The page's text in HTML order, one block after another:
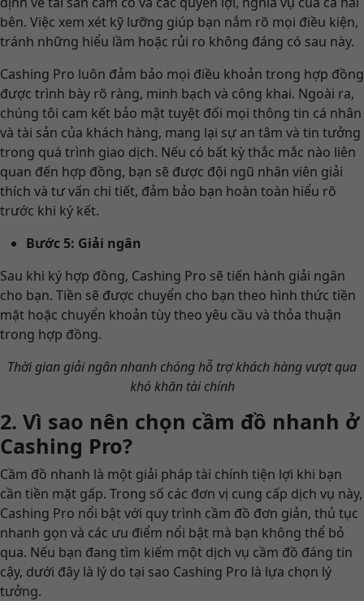
bên. Việc xem xét kỹ lưỡng giúp bạn nắm rõ mọi điều kiện,
tránh những hiểu lầm hoặc rủi ro không đáng có sau này.
Cashing Pro luôn đảm bảo mọi điều khoản trong hợp đồng
được trình bày rõ ràng, minh bạch và công khai. Ngoài ra,
chúng tôi cam kết bảo mật tuyệt đối mọi thông tin cá nhân
và tài sản của khách hàng, mang lại sự an tâm và tin tưởng
trong quá trình giao dịch. Nếu có bất kỳ thắc mắc nào liên
quan đến hợp đồng, bạn sẽ được đội ngũ nhân viên giải
thích và tư vấn chi tiết, đảm bảo bạn hoàn toàn hiểu rõ
trước khi ký kết.
Bước 5: Giải ngân
Sau khi ký hợp đồng, Cashing Pro sẽ tiến hành giải ngân
cho bạn. Tiền sẽ được chuyển cho bạn theo hình thức tiền
mặt hoặc chuyển khoản tùy theo yêu cầu và thỏa thuận
trong hợp đồng.
Thời gian giải ngân nhanh chóng hỗ trợ khách hàng vượt qua
khó khăn tài chính
2. Vì sao nên chọn cầm đồ nhanh ở
Cashing Pro?
Cầm đồ nhanh là một giải pháp tài chính tiện lợi khi bạn
cần tiền mặt gấp. Trong số các đơn vị cung cấp dịch vụ này,
Cashing Pro nổi bật với quy trình cầm đồ đơn giản, thủ tục
nhanh gọn và các ưu điểm nổi bật mà bạn không thể bỏ
qua. Nếu bạn đang tìm kiếm một dịch vụ cầm đồ đáng tin
cậy, dưới đây là lý do tại sao Cashing Pro là lựa chọn lý
tưởng.